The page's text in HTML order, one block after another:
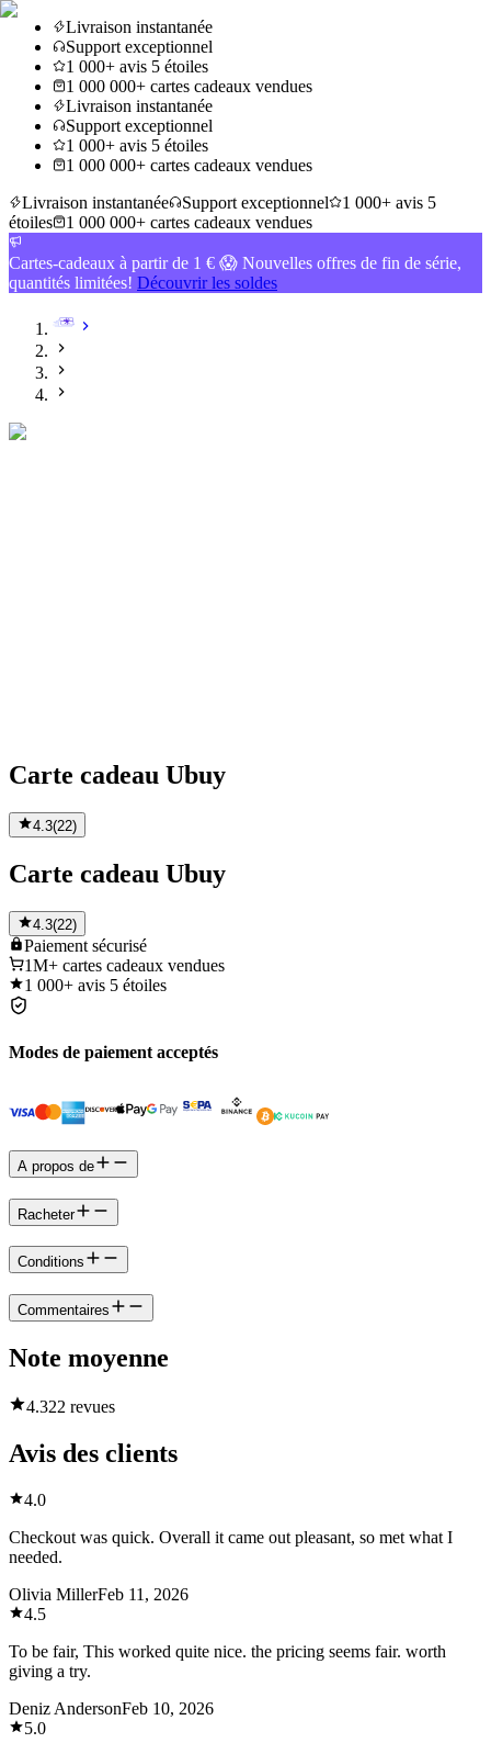
Livraison instantanée
Support exceptionnel
1 000+ avis 5 étoiles
1 000 000+ cartes cadeaux vendues
Livraison instantanée
Support exceptionnel
1 000+ avis 5 étoiles
1 000 000+ cartes cadeaux vendues
Livraison instantanée
Support exceptionnel
1 000+ avis 5
étoiles
1 000 000+ cartes cadeaux vendues
Cartes-cadeaux à partir de 1 € 😱 Nouvelles offres de fin de série,
quantités limitées! Découvrir les soldes
Carte cadeau Ubuy
4.3(22)
Carte cadeau Ubuy
4.3(22)
Paiement sécurisé
1M+ cartes cadeaux vendues
1 000+ avis 5 étoiles
Modes de paiement acceptés
A propos de
Racheter
Conditions
Commentaires
Note moyenne
4.322 revues
Avis des clients
4.0
Checkout was quick. Overall it came out pleasant, so met what I
needed.
Olivia MillerFeb 11, 2026
4.5
To be fair, This worked quite nice. the pricing seems fair. worth
giving a try.
Deniz AndersonFeb 10, 2026
5.0